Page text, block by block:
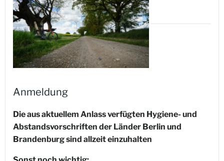
Anmeldung
Die aus aktuellem Anlass verfügten Hygiene- und
Abstandsvorschriften der Länder Berlin und
Brandenburg sind allzeit einzuhalten